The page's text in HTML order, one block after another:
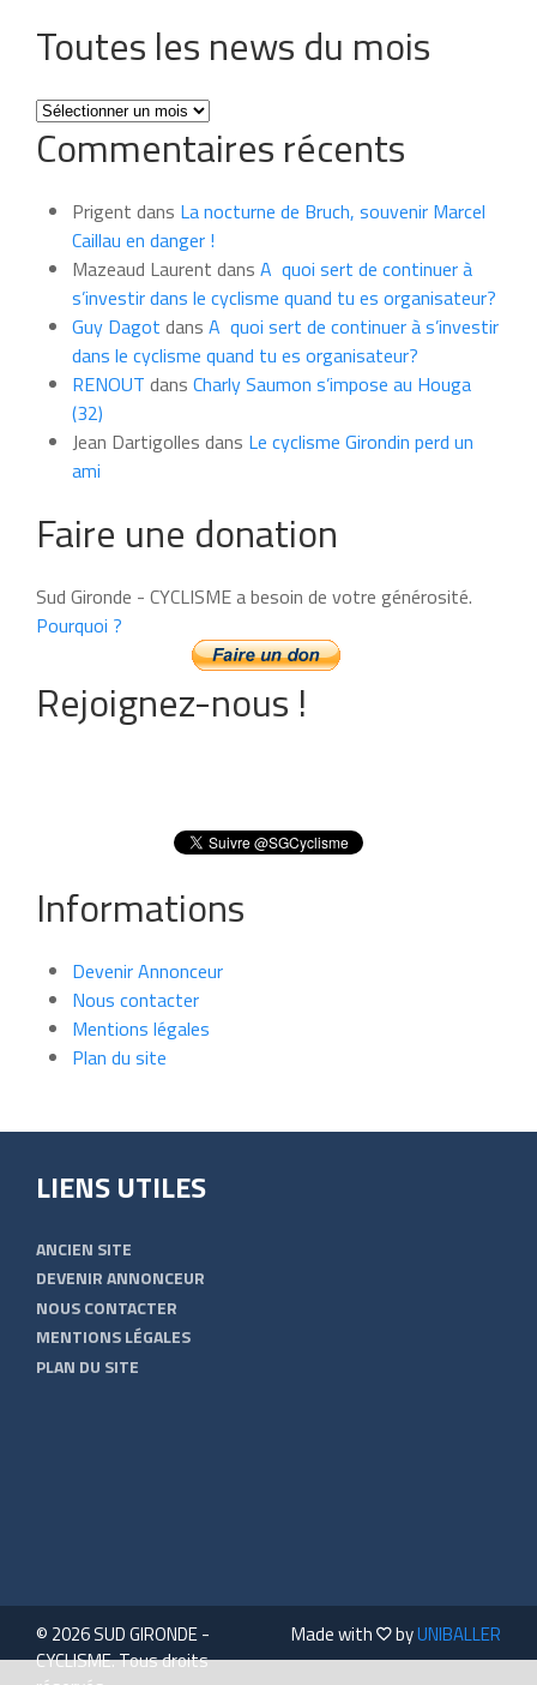
Toutes les news du mois
Toutes
les
news
mois
Commentaires récents
Prigent dans La nocturne de Bruch, souvenir Marcel
Caillau en danger !
Mazeaud Laurent dans A quoi sert de continuer à
s’investir dans le cyclisme quand tu es organisateur?
Guy Dagot dans A quoi sert de continuer à s’investir
dans le cyclisme quand tu es organisateur?
RENOUT dans Charly Saumon s’impose au Houga
(32)
Jean Dartigolles dans Le cyclisme Girondin perd un
ami
Faire une donation
Sud Gironde - CYCLISME a besoin de votre générosité.
Pourquoi ?
Rejoignez-nous !
Informations
Devenir Annonceur
Nous contacter
Mentions légales
Plan du site
LIENS UTILES
ANCIEN SITE
DEVENIR ANNONCEUR
NOUS CONTACTER
MENTIONS LÉGALES
PLAN DU SITE
© 2026 SUD GIRONDE -
CYCLISME. Tous droits
Made with byUNIBALLER